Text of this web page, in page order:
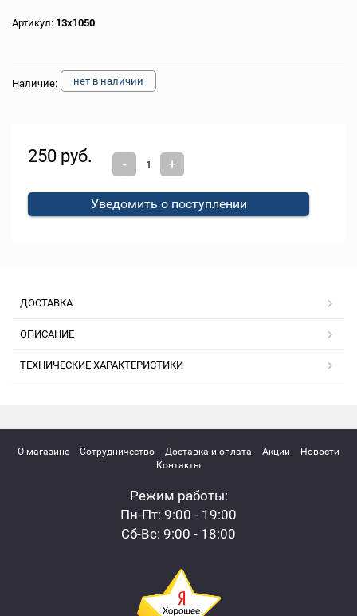
Артикул: 13х1050
Наличие: нет в наличии
250 руб. - +
Уведомить о поступлении
ДОСТАВКА
ОПИСАНИЕ
ТЕХНИЧЕСКИЕ ХАРАКТЕРИСТИКИ
О магазине Сотрудничество Доставка и оплата Акции
Новости
Контакты
Режим работы:
Пн-Пт: 9:00 - 19:00
Сб-Вс: 9:00 - 18:00